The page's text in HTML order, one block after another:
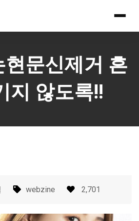
현문신제거 흔
지 않도록!!
webzine 2,701